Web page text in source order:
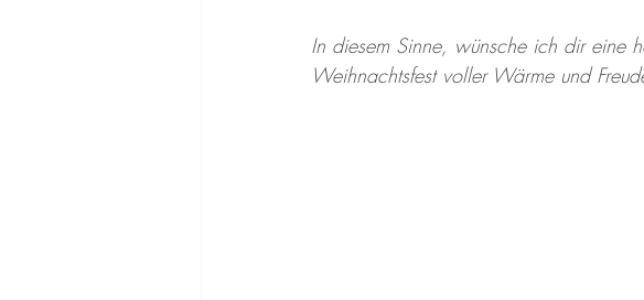
In diesem Sinne, wünsche ich dir eine
Weihnachtsfest voller Wärme und